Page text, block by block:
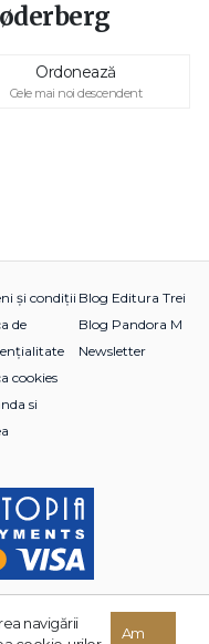
Ordonează
Cele mai noi descendent
și condiții
de
cookies
si
Blog Editura Trei
Blog Pandora M
Newsletter
drepturile rezervate.
navigării
Am